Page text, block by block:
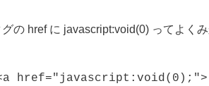
の href に javascript:void(0) ってよく
href="javascript:void(0);">